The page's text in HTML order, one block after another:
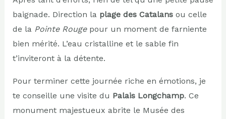
baignade. Direction la plage des Catalansou celle
de la Pointe Rougepour un moment de farniente
bien mérité. L’eau cristalline et le sable fin
t’inviteront à la détente.
Pour terminer cette journée riche en émotions, je
te conseille une visite du Palais Longchamp. Ce
monument majestueux abrite le Musée des